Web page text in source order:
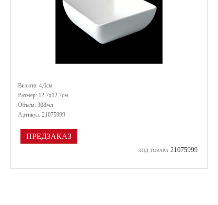
Высота: 4,6см
Размер: 12,7х12,7см
Объём: 308мл
Артикул: 21075999
ПРЕДЗАКАЗ
КОД ТОВАРА 21075999